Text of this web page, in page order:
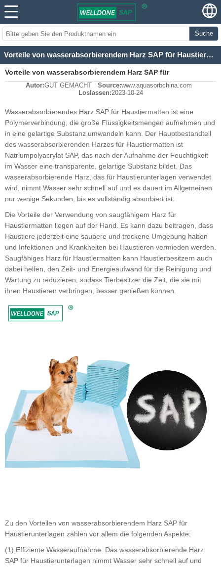
Suche
Vorteile von wasserabsorbierendem Harz SAP für Haustierunterlagen
Vorteile von wasserabsorbierendem Harz SAP für
Haustierunterlagen
Autor:GUT GEMACHT Source:www.aquasorbchina.com
Loslassen:2023-10-24
Wasserabsorbierendes Harz SAP für Haustiermatten ist eine
Polymerverbindung, die große Flüssigkeitsmengen aufnehmen und
in eine gelartige Substanz umwandeln kann. Der Hauptbestandteil
des wasserabsorbierenden Harzes für Haustiermatten ist
Natriumpolyacrylat SAP, das nach der Aufnahme der Feuchtigkeit
im Wasser eine transparente, gelartige Substanz bildet. Das
wasserabsorbierende Harz, das für Haustierunterlagen verwendet
wird, nimmt Wasser sehr schnell auf und es dauert im Allgemeinen
nur wenige Sekunden, bis es vollständig absorbiert ist.
Die Vorteile der Verwendung von saugfähigem Harz für
Haustiermatten liegen auf der Hand. Es kann dazu beitragen, dass
Haustiere jederzeit eine saubere und trockene Umgebung haben
und Infektionen und Krankheiten bei Haustieren vermieden werden.
Saugfähiges Harz für Haustiermatten kann Haustierbesitzern auch
dabei helfen, den Zeit- und Energieaufwand für die Reinigung und
Wartung zu reduzieren, sodass Tierbesitzer die Zeit, die sie mit
ihren Haustieren verbringen, besser genießen können.
Zu den Vorteilen von wasserabsorbierendem Harz SAP für
Haustierunterlagen zählen vor allem die folgenden Aspekte:
(1) Effiziente Wasseraufnahme: Das wasserabsorbierende Harz
SAP für Haustierunterlagen nimmt Wasser sehr schnell auf und